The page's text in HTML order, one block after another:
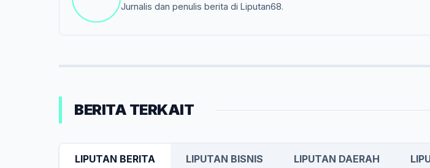
Jurnalis dan penulis berita di Liputan68.
BERITA TERKAIT
LIPUTAN BERITA LIPUTAN BISNIS LIPUTAN DAERAH